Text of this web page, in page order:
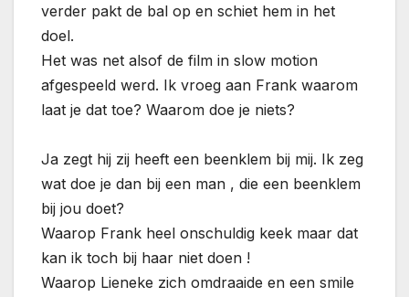
verder pakt de bal op en schiet hem in het
doel.
Het was net alsof de film in slow motion
afgespeeld werd. Ik vroeg aan Frank waarom
laat je dat toe? Waarom doe je niets?
Ja zegt hij zij heeft een beenklem bij mij. Ik zeg
wat doe je dan bij een man , die een beenklem
bij jou doet?
Waarop Frank heel onschuldig keek maar dat
kan ik toch bij haar niet doen !
Waarop Lieneke zich omdraaide en een smile